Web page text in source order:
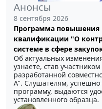
Анонсы
8 сентября 2026
Программа повышения
квалификации "О
системе в сфере
Об актуальных
узнаете, став
разработанной
А". Слушателям,
программу, выдаются
установленного образца.